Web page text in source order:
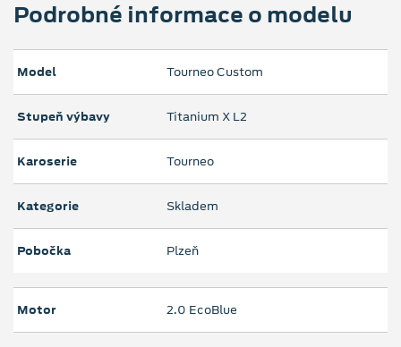
Podrobné informace o modelu
Model Tourneo Custom
Stupeň výbavy Titanium X L2
Karoserie Tourneo
Kategorie Skladem
Pobočka Plzeň
Motor 2.0 EcoBlue